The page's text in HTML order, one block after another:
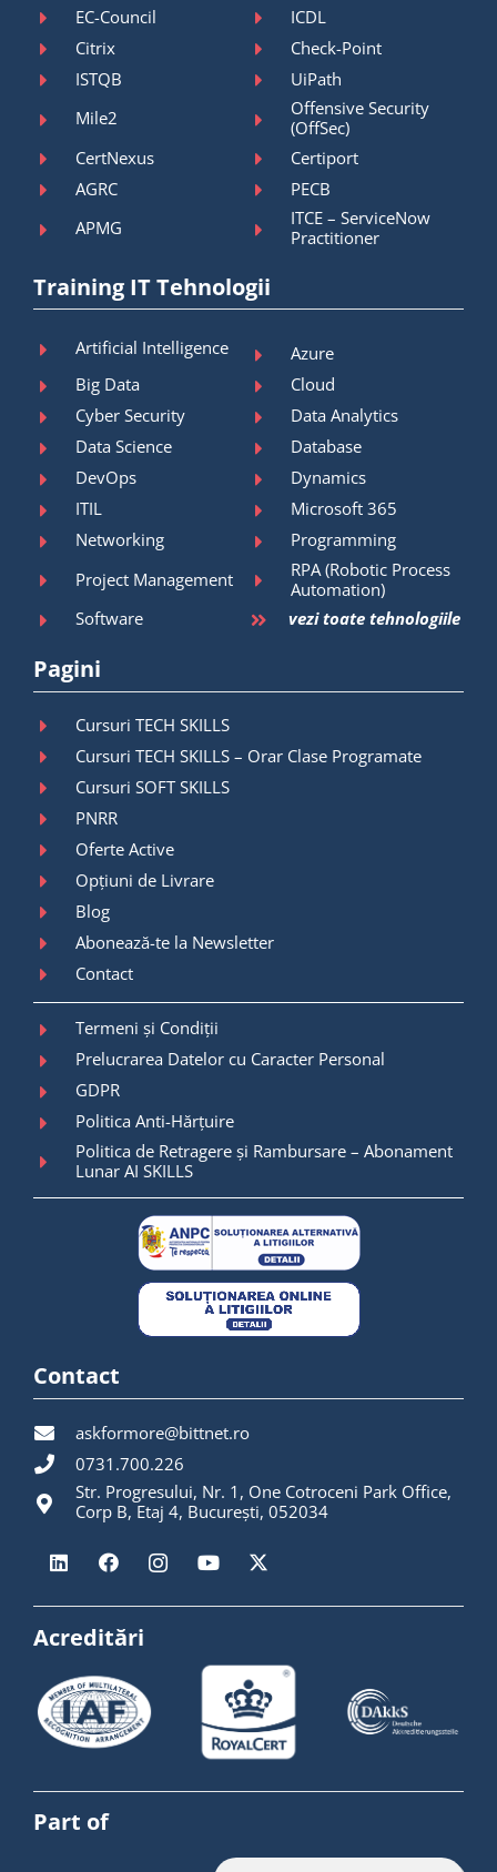
EC-Council
ICDL
Citrix
Check-Point
ISTQB
UiPath
Mile2
Offensive Security
(OffSec)
CertNexus
Certiport
AGRC
PECB
APMG
ITCE – ServiceNow
Practitioner
Training IT Tehnologii
Artificial Intelligence
Azure
Big Data
Cloud
Cyber Security
Data Analytics
Data Science
Database
DevOps
Dynamics
ITIL
Microsoft 365
Networking
Programming
Project Management
RPA (Robotic Process
Automation)
Software
vezi toate tehnologiile
Pagini
Cursuri TECH SKILLS
Cursuri TECH SKILLS – Orar Clase Programate
Cursuri SOFT SKILLS
PNRR
Oferte Active
Opțiuni de Livrare
Blog
Abonează-te la Newsletter
Contact
Termeni și Condiții
Prelucrarea Datelor cu Caracter Personal
GDPR
Politica Anti-Hărțuire
Politica de Retragere și Rambursare – Abonament
Lunar AI SKILLS
Contact
askformore@bittnet.ro
0731.700.226
Str. Progresului, Nr. 1, One Cotroceni Park Office,
Corp B, Etaj 4, București, 052034
Acreditări
Part of